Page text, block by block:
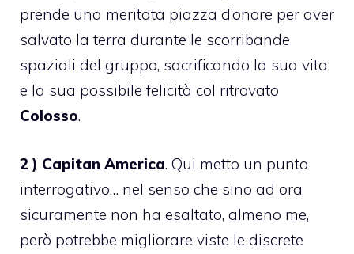
prende una meritata piazza d’onore per aver
salvato la terra durante le scorribande
spaziali del gruppo, sacrificando la sua vita
e la sua possibile felicità col ritrovato
Colosso.
2 ) Capitan America. Qui metto un punto
interrogativo… nel senso che sino ad ora
sicuramente non ha esaltato, almeno me,
però potrebbe migliorare viste le discrete